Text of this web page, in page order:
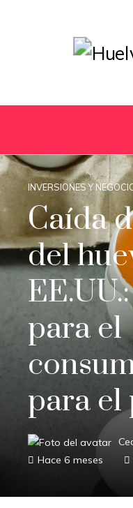
INVERSIONES Y
Caída
del
para el
para el
Hace 6 meses